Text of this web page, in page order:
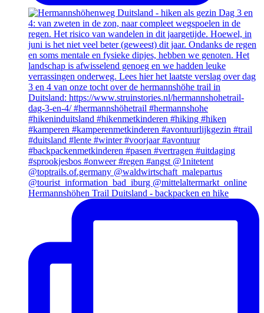
Hermannshöhen Trail Duitsland - backpacken en hike